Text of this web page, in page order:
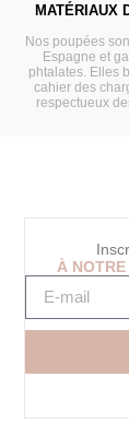
MATÉRIAUX
Nos poupées
Espagne et
phtalates. Elles
cahier des
respectueux
À